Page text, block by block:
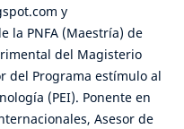
y
la PNFA (Maestría) de
del Magisterio
del Programa estímulo al
(PEI). Ponente en
Asesor de